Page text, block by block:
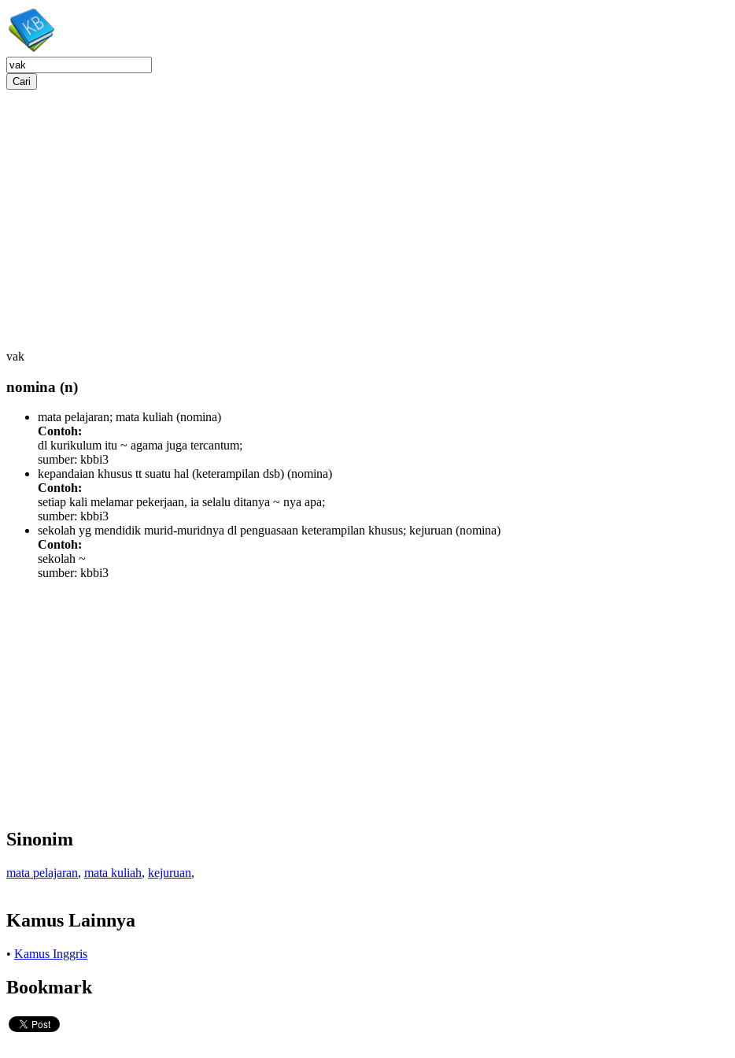
vak
nomina (n)
mata pelajaran; mata kuliah (nomina)
Contoh:
dl kurikulum itu ~ agama juga tercantum;
sumber: kbbi3
kepandaian khusus tt suatu hal (keterampilan dsb) (nomina)
Contoh:
setiap kali melamar pekerjaan, ia selalu ditanya ~ nya apa;
sumber: kbbi3
sekolah yg mendidik murid-muridnya dl penguasaan keterampilan khusus; kejuruan (nomina)
Contoh:
sekolah ~
sumber: kbbi3
Sinonim
mata pelajaran, mata kuliah, kejuruan,
Kamus Lainnya
• Kamus Inggris
Bookmark